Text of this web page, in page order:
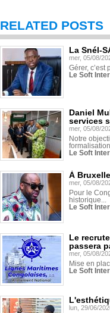
RELATED POSTS
La Snél-
mer, 05/08/
Gérer, c’est
Le Soft
Daniel
services
mer, 05/08/
Notre
Le Soft
À
mer, 05/08/
Pour le
historique...
Le Soft
Le
passera
mer, 05/08/
Mise en
Le Soft
lun, 29/06/